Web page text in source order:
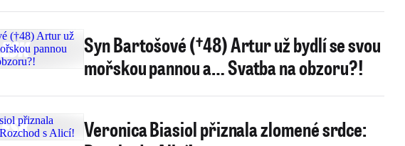
Syn Bartošové (†48) Artur už bydlí se svou
mořskou pannou a… Svatba na obzoru?!
Veronica Biasiol přiznala zlomené srdce: